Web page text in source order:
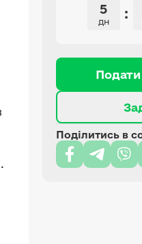
5
дн :
Подати
Поділитись в